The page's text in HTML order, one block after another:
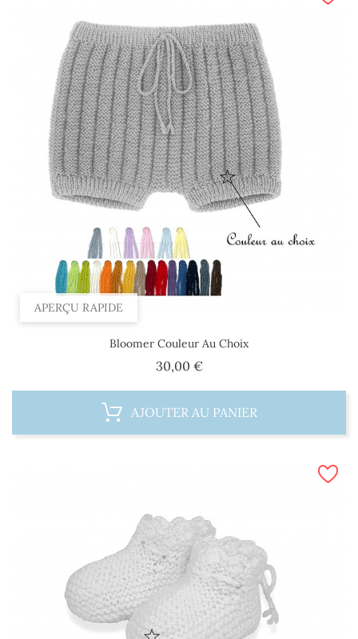
APERÇU RAPIDE
Bloomer Couleur Au Choix
30,00 €Prix
AJOUTER AU PANIER